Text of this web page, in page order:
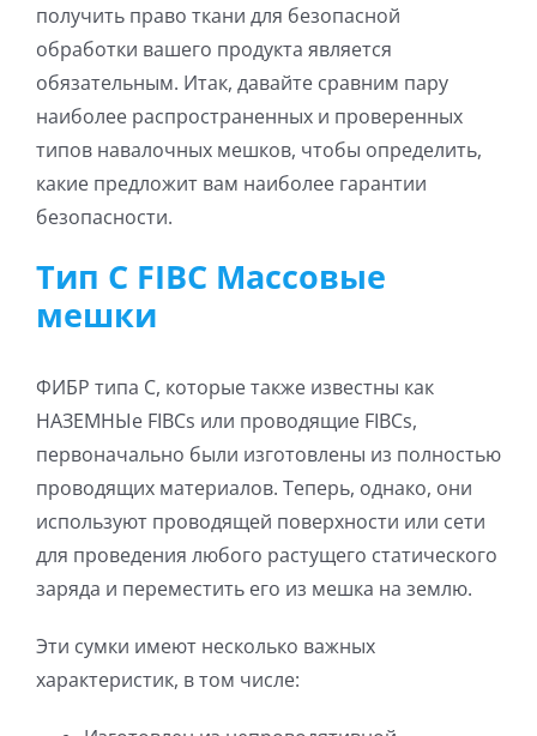
получить право ткани для безопасной
обработки вашего продукта является
обязательным. Итак, давайте сравним пару
наиболее распространенных и проверенных
типов навалочных мешков, чтобы определить,
какие предложит вам наиболее гарантии
безопасности.
Тип C FIBC Массовые
мешки
ФИБР типа C, которые также известны как
НАЗЕМНЫе FIBCs или проводящие FIBCs,
первоначально были изготовлены из полностью
проводящих материалов. Теперь, однако, они
используют проводящей поверхности или сети
для проведения любого растущего статического
заряда и переместить его из мешка на землю.
Эти сумки имеют несколько важных
характеристик, в том числе: